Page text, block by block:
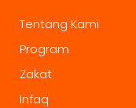
Tentang Kami
Program
Zakat
Infaq